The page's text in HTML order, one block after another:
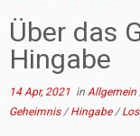
Über das
Hingabe
14 Apr, 2021 in Allgemein
Geheimnis/Hingabe/